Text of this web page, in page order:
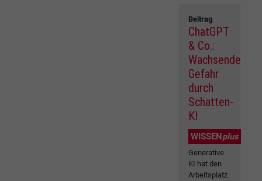
Beitrag
ChatGPT
& Co.:
Wachsende
Gefahr
durch
Schatten-
KI
WISSENplus
Generative
KI hat den
Arbeitsplatz